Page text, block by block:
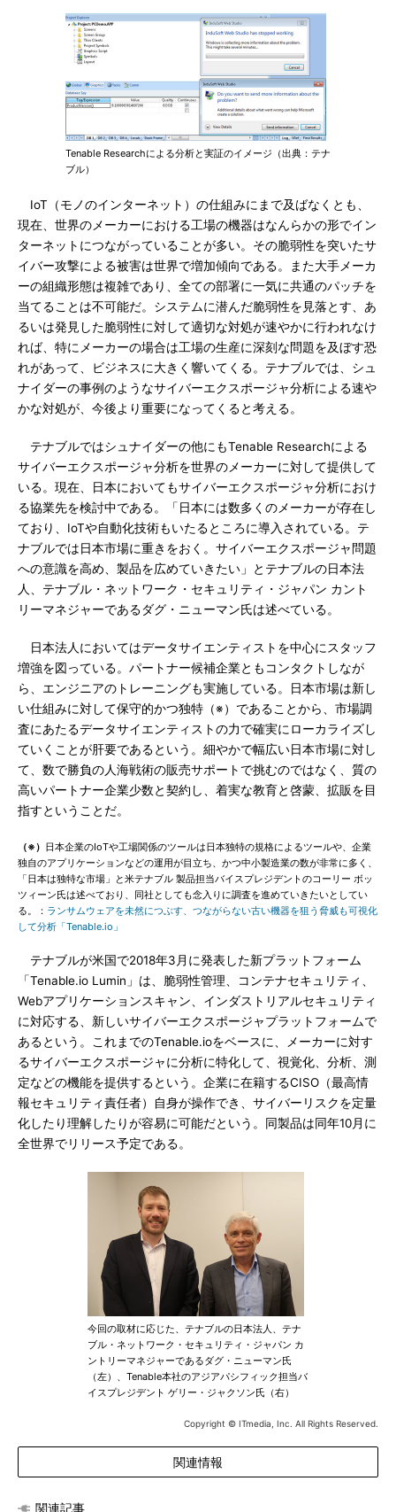
Tenable Researchによる分析と実証のイメージ（出典：テナ
ブル）
IoT（モノのインターネット）の仕組みにまで及ばなくとも、
現在、世界のメーカーにおける工場の機器はなんらかの形でイン
ターネットにつながっていることが多い。その脆弱性を突いたサ
イバー攻撃による被害は世界で増加傾向である。また大手メーカ
ーの組織形態は複雑であり、全ての部署に一気に共通のパッチを
当てることは不可能だ。システムに潜んだ脆弱性を見落とす、あ
るいは発見した脆弱性に対して適切な対処が速やかに行われなけ
れば、特にメーカーの場合は工場の生産に深刻な問題を及ぼす恐
れがあって、ビジネスに大きく響いてくる。テナブルでは、シュ
ナイダーの事例のようなサイバーエクスポージャ分析による速や
かな対処が、今後より重要になってくると考える。
テナブルではシュナイダーの他にもTenable Researchによる
サイバーエクスポージャ分析を世界のメーカーに対して提供して
いる。現在、日本においてもサイバーエクスポージャ分析におけ
る協業先を検討中である。「日本には数多くのメーカーが存在し
ており、IoTや自動化技術もいたるところに導入されている。テ
ナブルでは日本市場に重きをおく。サイバーエクスポージャ問題
への意識を高め、製品を広めていきたい」とテナブルの日本法
人、テナブル・ネットワーク・セキュリティ・ジャパン カント
リーマネジャーであるダグ・ニューマン氏は述べている。
日本法人においてはデータサイエンティストを中心にスタッフ
増強を図っている。パートナー候補企業ともコンタクトしなが
ら、エンジニアのトレーニングも実施している。日本市場は新し
い仕組みに対して保守的かつ独特（※）であることから、市場調
査にあたるデータサイエンティストの力で確実にローカライズし
ていくことが肝要であるという。細やかで幅広い日本市場に対し
て、数で勝負の人海戦術の販売サポートで挑むのではなく、質の
高いパートナー企業少数と契約し、着実な教育と啓蒙、拡販を目
指すということだ。
（※） 日本企業のIoTや工場関係のツールは日本独特の規格によるツールや、企業
独自のアプリケーションなどの運用が目立ち、かつ中小製造業の数が非常に多く、
「日本は独特な市場」と米テナブル 製品担当バイスプレジデントのコーリー ボッ
ツィーン氏は述べており、同社としても念入りに調査を進めていきたいとしてい
る。： ランサムウェアを未然につぶす、つながらない古い機器を狙う脅威も可視化
して分析「Tenable.io」
テナブルが米国で2018年3月に発表した新プラットフォーム
「Tenable.io Lumin」は、脆弱性管理、コンテナセキュリティ、
Webアプリケーションスキャン、インダストリアルセキュリティ
に対応する、新しいサイバーエクスポージャプラットフォームで
あるという。これまでのTenable.ioをベースに、メーカーに対す
るサイバーエクスポージャに分析に特化して、視覚化、分析、測
定などの機能を提供するという。企業に在籍するCISO（最高情
報セキュリティ責任者）自身が操作でき、サイバーリスクを定量
化したり理解したりが容易に可能だという。同製品は同年10月に
全世界でリリース予定である。
今回の取材に応じた、テナブルの日本法人、テナ
ブル・ネットワーク・セキュリティ・ジャパン カ
ントリーマネジャーであるダグ・ニューマン氏
（左）、Tenable本社のアジアパシフィック担当バ
イスプレジデント ゲリー・ジャクソン氏（右）
Copyright © ITmedia, Inc. All Rights Reserved.
関連情報
関連記事